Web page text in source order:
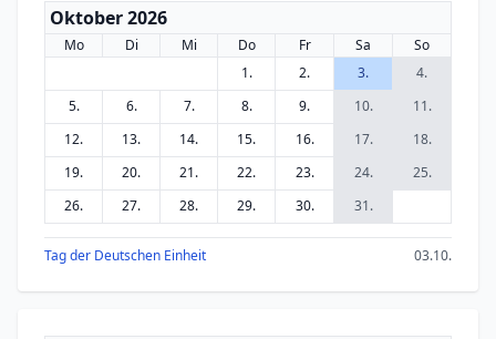
Oktober 2026
Mo Di Mi Do Fr Sa
So
1.
2. 3.
4.
5.
6. 7. 8. 9. 10.
11.
12.
13. 14. 15. 16. 17.
18.
19.
20. 21. 22. 23. 24.
25.
26.
27. 28. 29. 30. 31.
Tag der Deutschen Einheit 03.10.